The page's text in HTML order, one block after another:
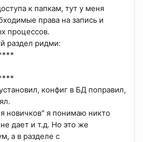
к папкам, тут у меня
права на запись и
процессов.
раздел ридми:
конфиг в БД поправил,
новичков" я понимаю никто
дает и т.д. Но это же
а в разделе с